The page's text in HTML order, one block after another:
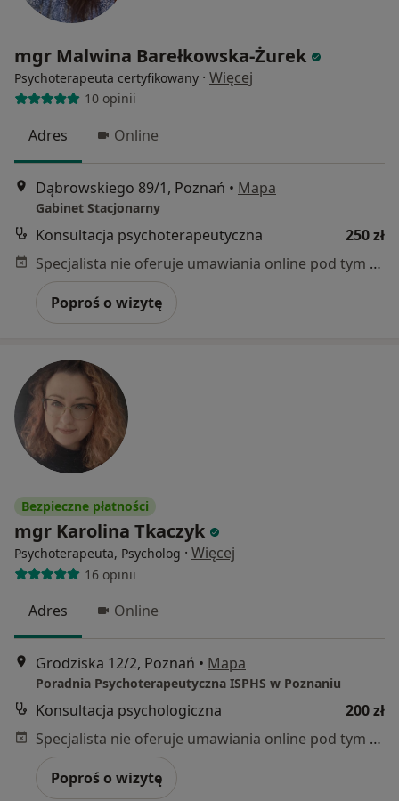
mgr Malwina Barełkowska-Żurek
Psychoterapeuta certyfikowany · Więcej
10 opinii
Adres Online
Dąbrowskiego 89/1, Poznań • Mapa
Gabinet Stacjonarny
Konsultacja psychoterapeutyczna
250 zł
Specjalista nie oferuje umawiania online pod tym adresem.
Poproś o wizytę
Bezpieczne płatności
mgr Karolina Tkaczyk
Psychoterapeuta, Psycholog · Więcej
16 opinii
Adres Online
Grodziska 12/2, Poznań • Mapa
Poradnia Psychoterapeutyczna ISPHS w Poznaniu
Konsultacja psychologiczna
200 zł
Specjalista nie oferuje umawiania online pod tym adresem.
Poproś o wizytę